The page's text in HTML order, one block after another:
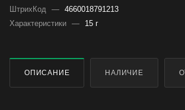
ШтрихКод — 4660018791213
Характеристики — 15 г
ОПИСАНИЕ НАЛИЧИЕ